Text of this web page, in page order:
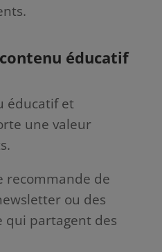
éducatif
éducatif et
une valeur
recommande de
ou des
qui partagent des